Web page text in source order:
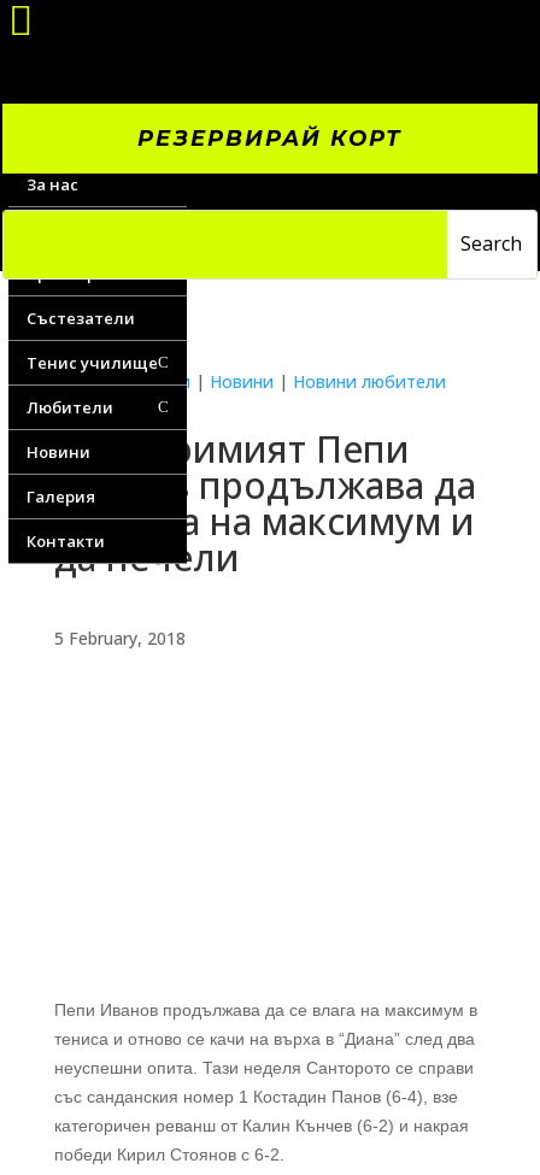

За нас
Треньори
Състезатели
Тенис училищеC
Любители C
Новини
Галерия
Контакти
РЕЗЕРВИРАЙ КОРТ
Водещи новини | Новини | Новини любители
Неуморимият Пепи
Иванов продължава да
се влага на максимум и
да печели
5 February, 2018
Пепи Иванов продължава да се влага на максимум в
тениса и отново се качи на върха в “Диана” след два
неуспешни опита. Тази неделя Санторото се справи
със санданския номер 1 Костадин Панов (6-4), взе
категоричен реванш от Калин Кънчев (6-2) и накрая
победи Кирил Стоянов с 6-2.